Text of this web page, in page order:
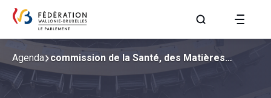
Aller à la page
Agenda commission de la Santé, des Matières…